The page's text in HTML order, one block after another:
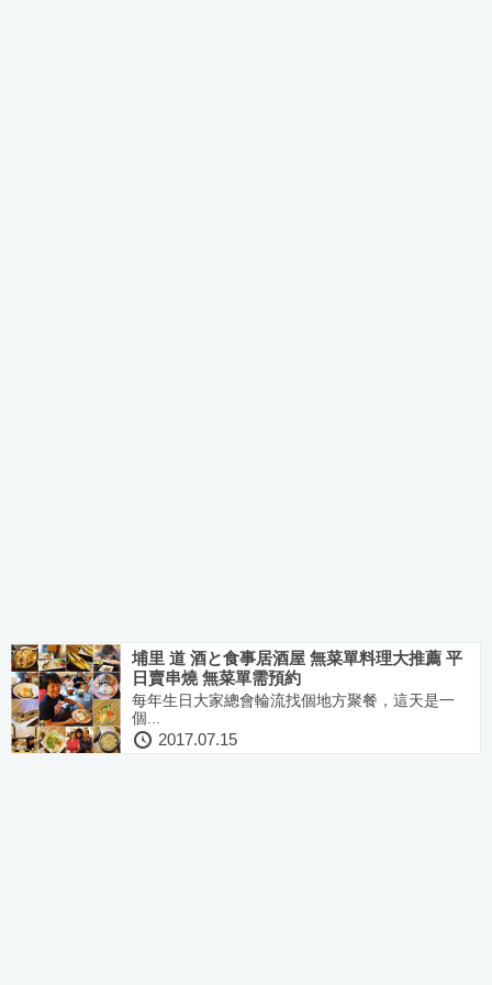
埔里 道 酒と食事居酒屋 無菜單料理大推薦 平
日賣串燒 無菜單需預約
每年生日大家總會輪流找個地方聚餐，這天是一
個...
2017.07.15